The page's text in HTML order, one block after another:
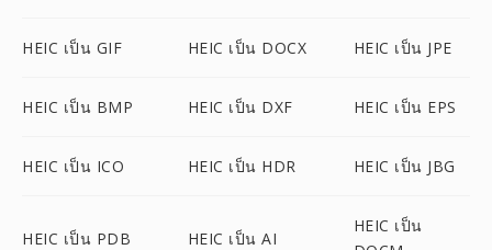
HEIC เป็น GIF HEIC เป็น DOCX HEIC เป็น JPE
HEIC เป็น BMP HEIC เป็น DXF HEIC เป็น EPS
HEIC เป็น ICO HEIC เป็น HDR HEIC เป็น JBG
HEIC เป็น PDB HEIC เป็น AI
HEIC เป็น